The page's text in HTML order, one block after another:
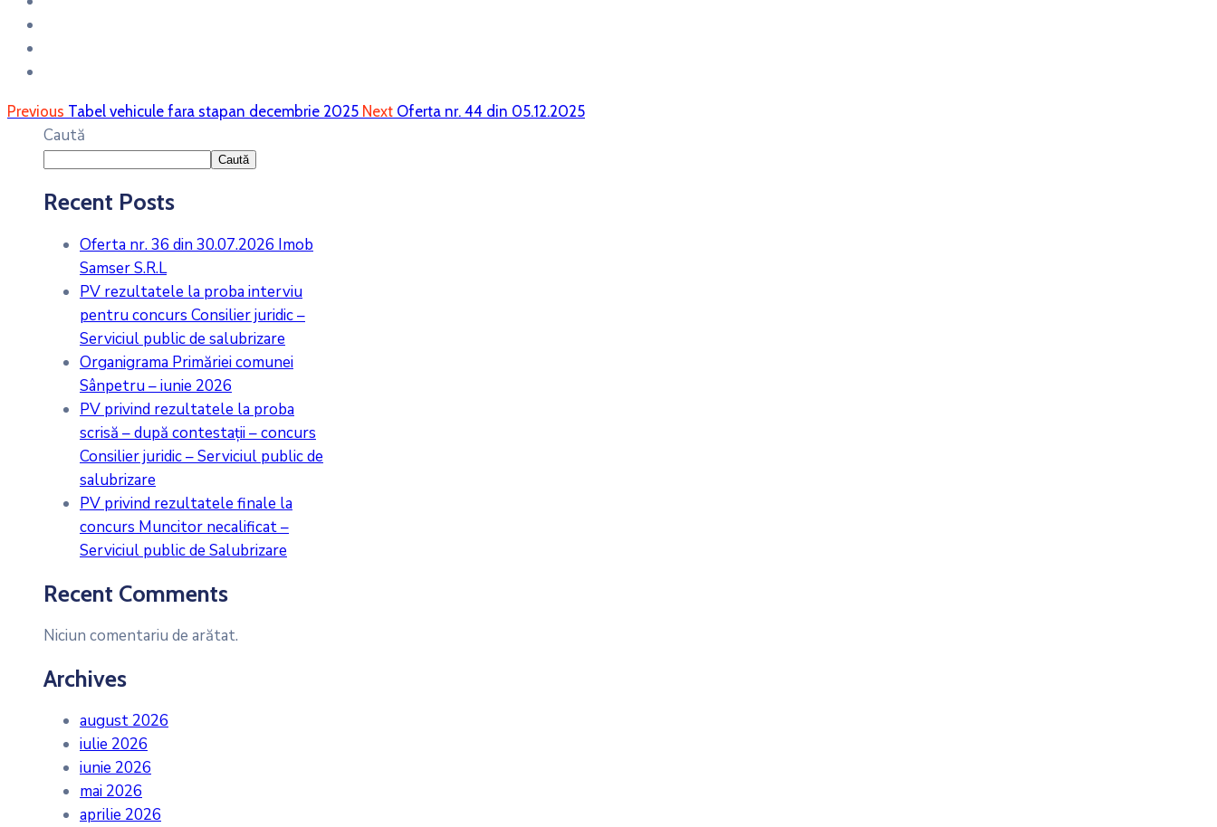
Previous Tabel vehicule fara stapan decembrie 2025 Next Oferta nr. 44 din 05.12.2025
Caută
Caută
Recent Posts
Oferta nr. 36 din 30.07.2026 Imob
Samser S.R.L
PV rezultatele la proba interviu
pentru concurs Consilier juridic –
Serviciul public de salubrizare
Organigrama Primăriei comunei
Sânpetru – iunie 2026
PV privind rezultatele la proba
scrisă – după contestații – concurs
Consilier juridic – Serviciul public de
salubrizare
PV privind rezultatele finale la
concurs Muncitor necalificat –
Serviciul public de Salubrizare
Recent Comments
Niciun comentariu de arătat.
Archives
august 2026
iulie 2026
iunie 2026
mai 2026
aprilie 2026